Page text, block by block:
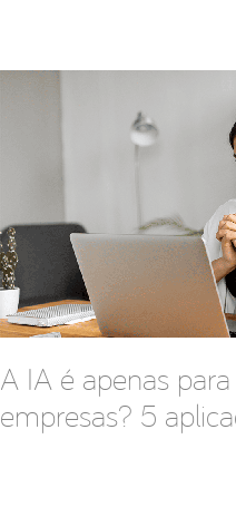
A IA é apenas
empresas? 5